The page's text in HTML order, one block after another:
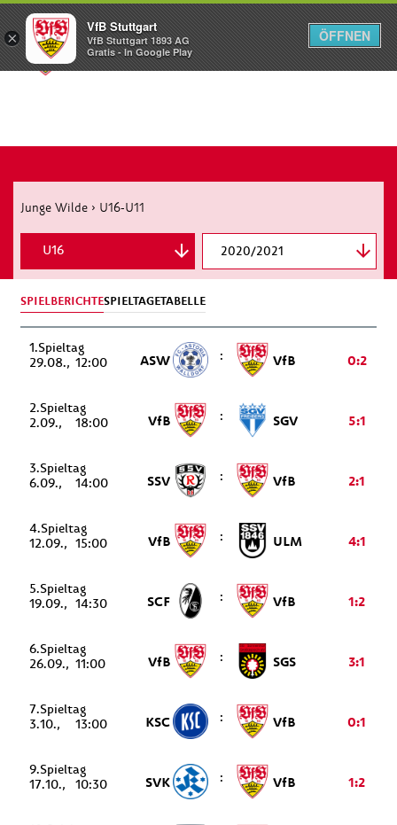
Menü
Junge Wilde › U16-U11
2020/2021
U16
U15
U14
U13
U11
SPIELBERICHTESPIELTAGETABELLE
1.
29.08. 12:00 ASW : VfB 0:2
2.
2.09.
18:00 VfB : SGV 5:1
3.
6.09.
14:00 SSV : VfB 2:1
4.
12.09.
15:00 VfB : ULM 4:1
5.
19.09.
14:30 SCF : VfB 1:2
6.
26.09.
11:00 VfB : SGS 3:1
7.
3.10.
13:00 KSC : VfB 0:1
9.
17.10.
10:30 SVK : VfB 1:2
×
VfB Stuttgart
VfB Stuttgart 1893 AG
Gratis - In Google Play
ÖFFNEN